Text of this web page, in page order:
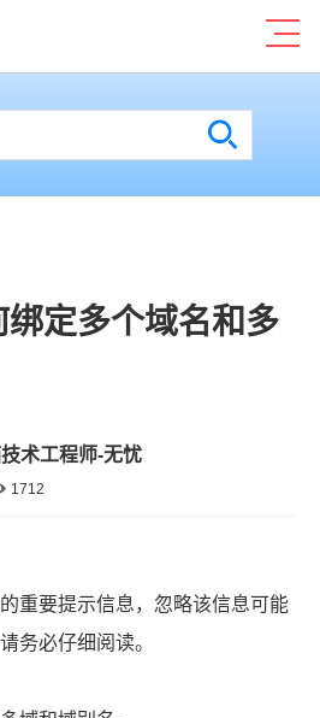
定多个域名和多
术工程师-无忧
1712
重要提示信息，忽略该信息可能
务必仔细阅读。